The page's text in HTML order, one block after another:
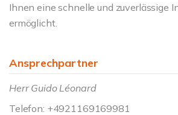
Ihnen eine schnelle und zuverlässige
ermöglicht.
Ansprechpartner
Herr Guido Léonard
Telefon: +4921169169981